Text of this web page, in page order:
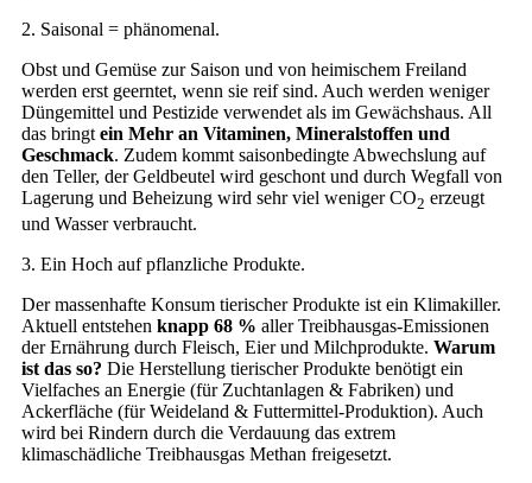
2. Saisonal = phänomenal.
Obst und Gemüse zur Saison und von heimischem Freiland
werden erst geerntet, wenn sie reif sind. Auch werden weniger
Düngemittel und Pestizide verwendet als im Gewächshaus. All
das bringt ein Mehr an Vitaminen, Mineralstoffen und
Geschmack. Zudem kommt saisonbedingte Abwechslung auf
den Teller, der Geldbeutel wird geschont und durch Wegfall von
Lagerung und Beheizung wird sehr viel weniger CO2 erzeugt
und Wasser verbraucht.
3. Ein Hoch auf pflanzliche Produkte.
Der massenhafte Konsum tierischer Produkte ist ein Klimakiller.
Aktuell entstehen knapp 68 % aller Treibhausgas-Emissionen
der Ernährung durch Fleisch, Eier und Milchprodukte. Warum
ist das so? Die Herstellung tierischer Produkte benötigt ein
Vielfaches an Energie (für Zuchtanlagen & Fabriken) und
Ackerfläche (für Weideland & Futtermittel-Produktion). Auch
wird bei Rindern durch die Verdauung das extrem
klimaschädliche Treibhausgas Methan freigesetzt.